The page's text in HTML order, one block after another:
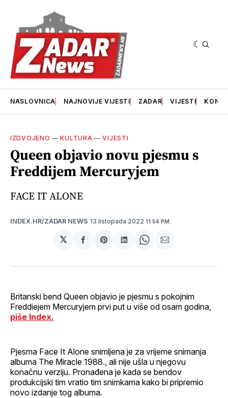
NASLOVNICA NAJNOVIJE VIJESTI ZADAR VIJESTI
IZDVOJENO —KULTURA —VIJESTI
Queen objavio novu pjesmu s
Freddijem Mercuryjem
FACE IT ALONE
INDEX.HR/ZADAR NEWS 13 listopada 2022 11:54 PM.
𝕏
podijeliSharepodijeliSharepodijeli
Britanski bend Queen objavio je pjesmu s pokojnim
Freddiejem Mercuryjem prvi put u više od osam godina,
piše Index.
Pjesma Face It Alone snimljena je za vrijeme snimanja
albuma The Miracle 1988., ali nije ušla u njegovu
konačnu verziju. Pronađena je kada se bendov
produkcijski tim vratio tim snimkama kako bi pripremio
novo izdanje tog albuma.